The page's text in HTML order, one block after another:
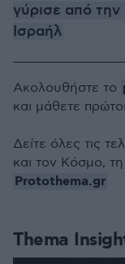
γύρισε από την
Ισραήλ
Thema
Ακολουθήστε το
και μάθετε
Δείτε όλες τις
και τον Κόσμο,
Protothema.gr